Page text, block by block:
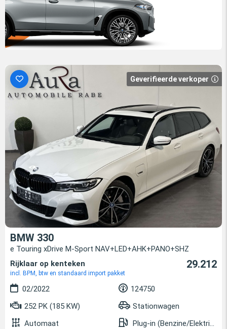
Geverifieerde verkoper
BMW 330
e Touring xDrive M-Sport NAV+LED+AHK+PANO+SHZ
Rijklaar op kenteken
incl. BPM, btw en standaard import pakket
29.212
02/2022
124750
252 PK (185 KW)
Stationwagen
Automaat
Plug-in (Benzine/Elektrisch)